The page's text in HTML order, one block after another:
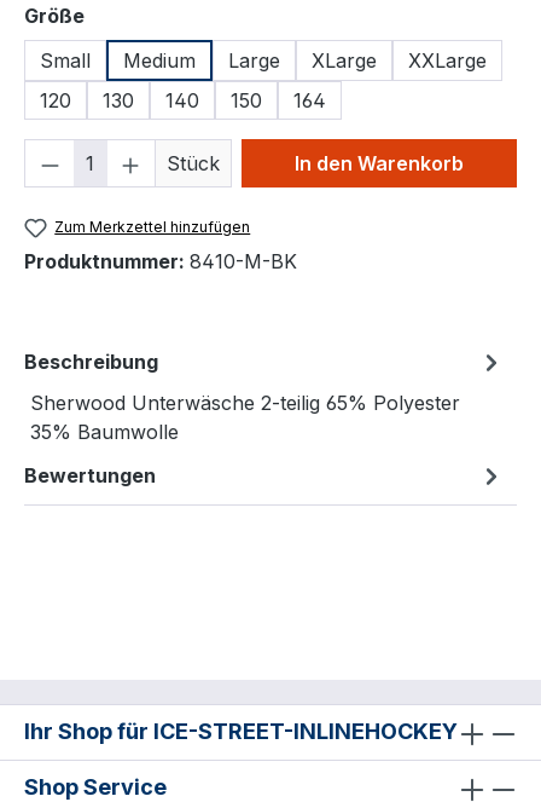
Größeauswählen
Small
Medium Large XLarge
XXLarge
120
130 140 150 164
Produkt Anzahl: Gib den
Stück In den Warenkorb
Zum Merkzettel hinzufügen
Produktnummer: 8410-M-BK
Beschreibung
Sherwood Unterwäsche 2-teilig 65% Polyester
35% Baumwolle
Bewertungen
Ihr Shop für ICE-STREET-INLINEHOCKEY
Shop Service